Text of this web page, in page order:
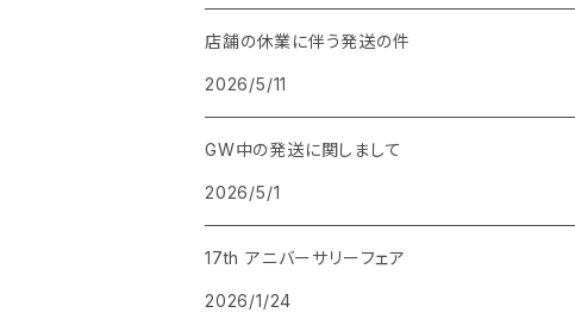
BRUNNEN
月光荘
芝生 GALLERY SHIBAFU
yuruliku
店舗の休業に伴う発送の件
2026/5/11
GW中の発送に関しまして
2026/5/1
17th アニバーサリーフェア
2026/1/24